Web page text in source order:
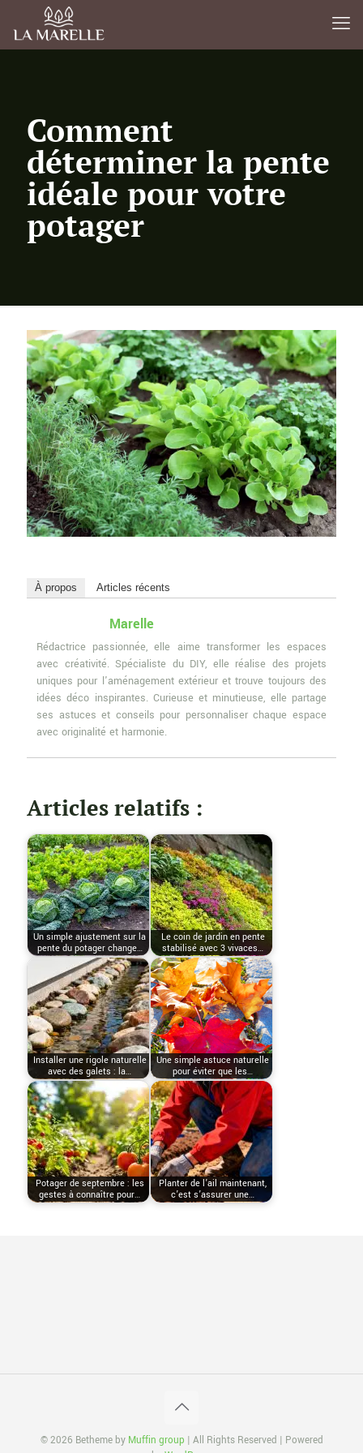
Comment
déterminer la pente
idéale pour votre
potager
À propos Articles récents
Marelle
Rédactrice passionnée, elle aime transformer les espaces
avec créativité. Spécialiste du DIY, elle réalise des projets
uniques pour l'aménagement extérieur et trouve toujours des
idées déco inspirantes. Curieuse et minutieuse, elle partage
ses astuces et conseils pour personnaliser chaque espace
avec originalité et harmonie.
Articles relatifs :
Un simple ajustement sur la
pente du potager change…
Le coin de jardin en pente
stabilisé avec 3 vivaces…
Installer une rigole naturelle
avec des galets : la…
Une simple astuce naturelle
pour éviter que les…
Potager de septembre : les
gestes à connaître pour…
Planter de l’ail maintenant,
c’est s’assurer une…
© 2026 Betheme by Muffin group | All Rights Reserved | Powered